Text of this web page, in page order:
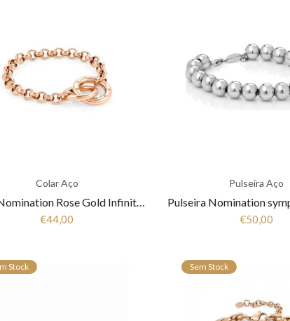
Colar Aço
Colar Nomination Rose Gold Infinito 028200/011
€44,00
Pulseira Aço
€50,00
Stock Sem Stock